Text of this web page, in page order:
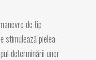
de tip
stimulează pielea
determinării unor